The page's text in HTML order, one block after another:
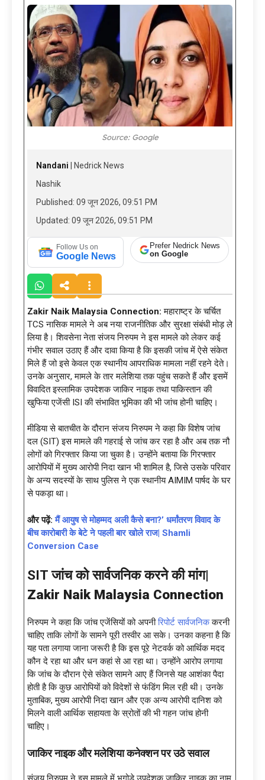
Source: Google
Nandani | Nedrick News
Nashik
Published: 09 जून 2026, 09:51 PM
Updated: 09 जून 2026, 09:51 PM
Follow Us on
Google News
Prefer Nedrick News
on Google
Zakir Naik Malaysia Connection: महाराष्ट्र के चर्चित
TCS नासिक मामले ने अब नया राजनीतिक और सुरक्षा संबंधी मोड़ ले
लिया है। शिवसेना नेता संजय निरुपम ने इस मामले को लेकर कई
गंभीर सवाल उठाए हैं और दावा किया है कि इसकी जांच में ऐसे संकेत
मिले हैं जो इसे केवल एक स्थानीय आपराधिक मामला नहीं रहने देते।
उनके अनुसार, मामले के तार मलेशिया तक पहुंच सकते हैं और इसमें
विवादित इस्लामिक उपदेशक जाकिर नाइक तथा पाकिस्तान की
खुफिया एजेंसी ISI की संभावित भूमिका की भी जांच होनी चाहिए।
मीडिया से बातचीत के दौरान संजय निरुपम ने कहा कि विशेष जांच
दल (SIT) इस मामले की गहराई से जांच कर रहा है और अब तक नौ
लोगों को गिरफ्तार किया जा चुका है। उन्होंने बताया कि गिरफ्तार
आरोपियों में मुख्य आरोपी निदा खान भी शामिल है, जिसे उसके परिवार
के अन्य सदस्यों के साथ पुलिस ने एक स्थानीय AIMIM पार्षद के घर
से पकड़ा था।
और पढ़ें:मैं आयुष से मोहम्मद अली कैसे बना?’ धर्मांतरण विवाद के
बीच कारोबारी के बेटे ने पहली बार खोले राज| Shamli
Conversion Case
SIT जांच को सार्वजनिक करने की मांग|
Zakir Naik Malaysia Connection
निरुपम ने कहा कि जांच एजेंसियों को अपनीरिपोर्ट सार्वजनिककरनी
चाहिए ताकि लोगों के सामने पूरी तस्वीर आ सके। उनका कहना है कि
यह पता लगाया जाना जरूरी है कि इस पूरे नेटवर्क को आर्थिक मदद
कौन दे रहा था और धन कहां से आ रहा था। उन्होंने आरोप लगाया
कि जांच के दौरान ऐसे संकेत सामने आए हैं जिनसे यह आशंका पैदा
होती है कि कुछ आरोपियों को विदेशों से फंडिंग मिल रही थी। उनके
मुताबिक, मुख्य आरोपी निदा खान और एक अन्य आरोपी दानिश को
मिलने वाली आर्थिक सहायता के स्रोतों की भी गहन जांच होनी
चाहिए।
जाकिर नाइक और मलेशिया कनेक्शन पर उठे सवाल